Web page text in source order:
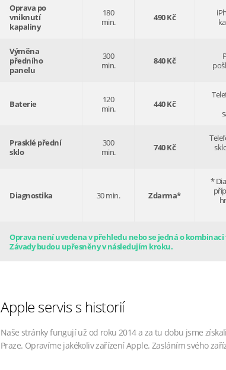
Oprava po
vniknutí
kapaliny
180
min.
490 Kč
Výměna
předního
panelu
300
min.
840 Kč
Baterie
120
min.
440 Kč
Prasklé přední
sklo
300
min.
740 Kč
Diagnostika 30 min. Zdarma*
*
Oprava není uvedena v přehledu nebo se jedná o kombinaci
Závady budou upřesněny v následujím kroku.
Apple servis s historií
Naše stránky fungují už od roku 2014 a za tu dobu jsme
Praze. Opravíme jakékoliv zařízení Apple. Zasláním svého